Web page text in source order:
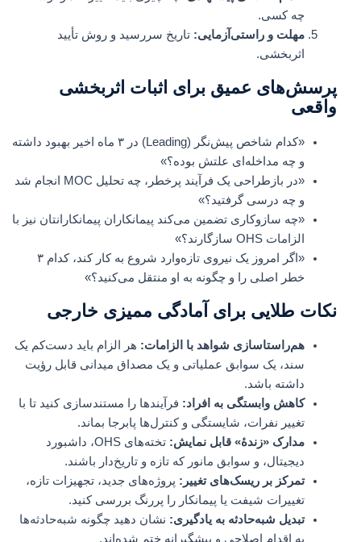
چه کسی.
مهلت و راستی‌آزمایی:تاریخ سررسید و روش تأیید
اثربخشی.
پرسش‌های عمیق برای اثبات اثربخشی
واقعی
«کدام شاخص پیش‌نگر (Leading) در ۳ ماه اخیر بهبود داشته
و چه مداخله‌ای علتش بوده؟»
«در بازطراحی یک فرآیند پرخطر، چه تحلیل MOC انجام شد
و چه درسی گرفتید؟»
«چه سازوکاری تضمین می‌کند پیمانکاران پیمانکارانتان نیز با
الزامات OHS سازگارند؟»
«اگر امروز یک نیروی تازه‌وارد شروع به کار کند، کدام ۳
خطر اصلی را و چگونه به او منتقل می‌کنید؟»
نکات طلایی برای آمادگی ممیزی خارجی
هم‌راستاسازی شواهد با الزامات:هر الزام باید دست‌کم یک
سند، یک سوابق عملیاتی و یک مصداق میدانی قابل رؤیت
داشته باشد.
کاهش وابستگی به افراد:فرآیندها را مستندسازی کنید تا با
تغییر نفرات، شایستگی و کنترل‌ها پابرجا بماند.
مدارک «زندۀ» قابل نمایش:
تخته‌های OHS، داشبورد
دیجیتال، و سوابق مانور که تازه و تاریخ‌دار باشند.
تمرکز بر ریسک‌های تغییر: پروژه‌های جدید، تجهیزات تازه،
تغییرات شیفت یا پیمانکار را پررنگ بررسی کنید.
تبدیل شبه‌حادثه به یادگیری:نشان دهید چگونه شبه‌حادثه‌ها
به اقدام اصلاحی و پیشگیرانه ختم شده‌اند.